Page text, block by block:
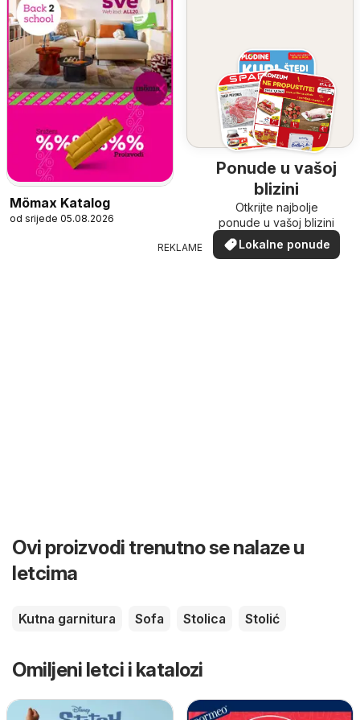
Mömax Katalog
od srijede 05.08.2026
Ponude u vašoj
blizini
Otkrijte najbolje
ponude u vašoj blizini
Lokalne ponude
REKLAME
Ovi proizvodi trenutno se nalaze u
letcima
Kutna garnitura Sofa Stolica Stolić
Omiljeni letci i katalozi